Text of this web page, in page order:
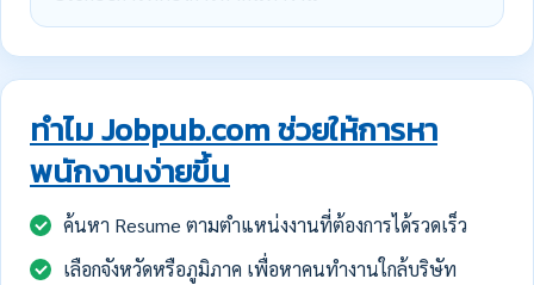
ทำไม Jobpub.com ช่วยให้การหา
พนักงานง่ายขึ้น
ค้นหา Resume ตามตำแหน่งงานที่ต้องการได้รวดเร็ว
เลือกจังหวัดหรือภูมิภาค เพื่อหาคนทำงานใกล้บริษัท